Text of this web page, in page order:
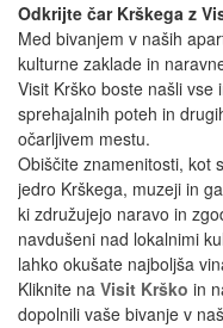
Odkrijte čar Krškega z
Med bivanjem v naših
kulturne zaklade in
Visit Krško boste našli vse
sprehajalnih poteh in
očarljivem mestu.
Obiščite znamenitosti, kot
jedro Krškega, muzeji in
ki združujejo naravo in
navdušeni nad lokalnimi
lahko okušate najboljša
Kliknite na Visit Krško in
dopolnili vaše bivanje v